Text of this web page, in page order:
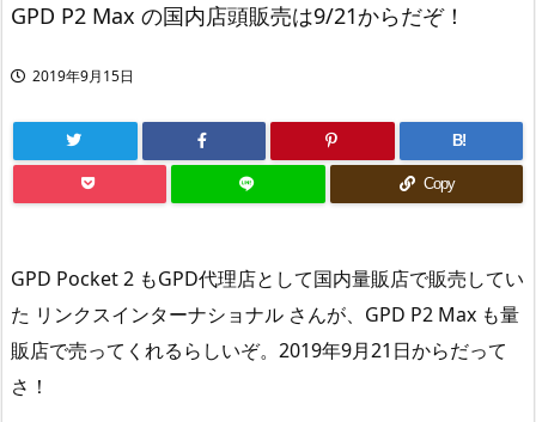
GPD P2 Max の国内店頭販売は9/21からだぞ！
2019年9月15日
B!
Copy
GPD Pocket 2 もGPD代理店として国内量販店で販売してい
た リンクスインターナショナル さんが、GPD P2 Max も量
販店で売ってくれるらしいぞ。2019年9月21日からだって
さ！